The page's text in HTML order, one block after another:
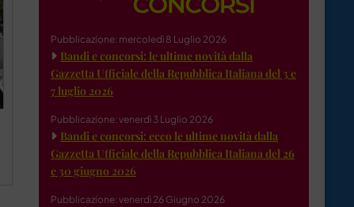
Pubblicazione: mercoledì 8 Luglio 2026
Bandi e concorsi: le ultime novità dalla
Gazzetta Ufficiale della Repubblica Italiana del 3 e
7 luglio 2026
Pubblicazione: venerdì 3 Luglio 2026
Bandi e concorsi: ecco le ultime novità dalla
Gazzetta Ufficiale della Repubblica Italiana del 26
e 30 giugno 2026
Pubblicazione: venerdì 26 Giugno 2026